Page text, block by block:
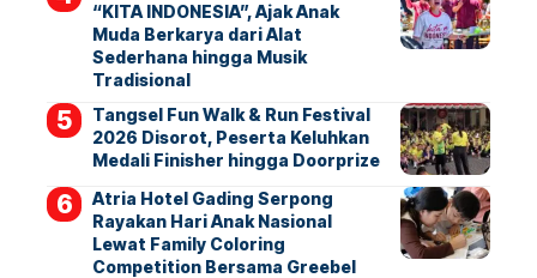
“KITA INDONESIA”, Ajak Anak
Muda Berkarya dari Alat
Sederhana hingga Musik
Tradisional
Tangsel Fun Walk & Run Festival
2026 Disorot, Peserta Keluhkan
Medali Finisher hingga Doorprize
Atria Hotel Gading Serpong
Rayakan Hari Anak Nasional
Lewat Family Coloring
Competition Bersama Greebel